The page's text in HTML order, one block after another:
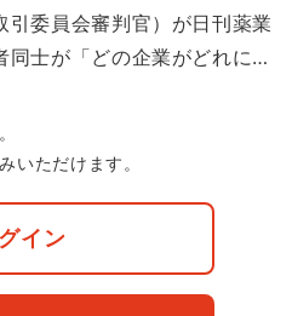
委員会審判官）が日刊薬業
同士が「どの企業がどれに…
いただけます。
イン